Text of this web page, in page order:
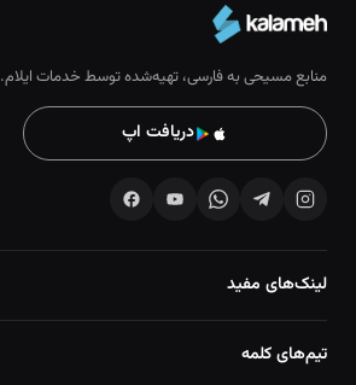
منابع مسیحی به فارسی، تهیه‌شده توسط خدمات ایلام.
دریافت اپ
لینک‌های مفید
تیم‌های کلمه